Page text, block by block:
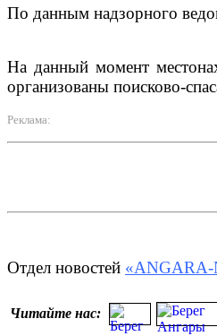
По данным надзорного
На данный момент
организованы поисково-
Реклама:
Отдел новостей «ANGARA-
Читайте нас: